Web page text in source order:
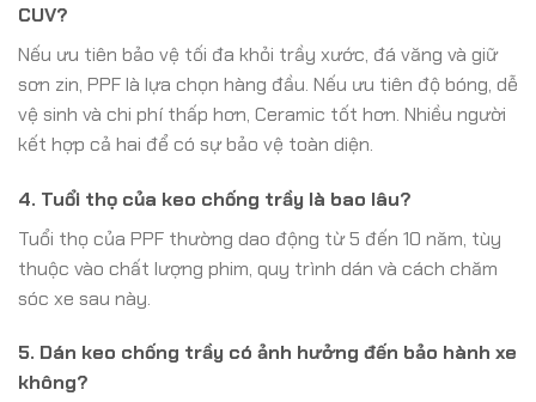
CUV?
Nếu ưu tiên bảo vệ tối đa khỏi trầy xước, đá văng và giữ
sơn zin, PPF là lựa chọn hàng đầu. Nếu ưu tiên độ bóng, dễ
vệ sinh và chi phí thấp hơn, Ceramic tốt hơn. Nhiều người
kết hợp cả hai để có sự bảo vệ toàn diện.
4. Tuổi thọ của keo chống trầy là bao lâu?
Tuổi thọ của PPF thường dao động từ 5 đến 10 năm, tùy
thuộc vào chất lượng phim, quy trình dán và cách chăm
sóc xe sau này.
5. Dán keo chống trầy có ảnh hưởng đến bảo hành xe
không?